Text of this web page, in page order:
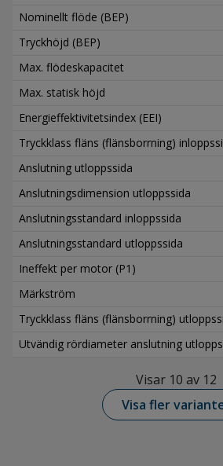
Nominellt flöde (BEP)
Tryckhöjd (BEP)
Max. flödeskapacitet
Max. statisk höjd
Energieffektivitetsindex (EEI)
Tryckklass fläns (flänsborrning)
Anslutning utloppssida
Anslutningsdimension utloppssida
Anslutningsstandard inloppssida
Anslutningsstandard utloppssida
Ineffekt per motor (P1)
Märkström
Tryckklass fläns (flänsborrning)
Utvändig rördiameter anslutning
Visar 10 av 12
Visa fler